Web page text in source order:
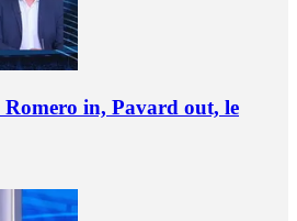
in, Pavard out, le